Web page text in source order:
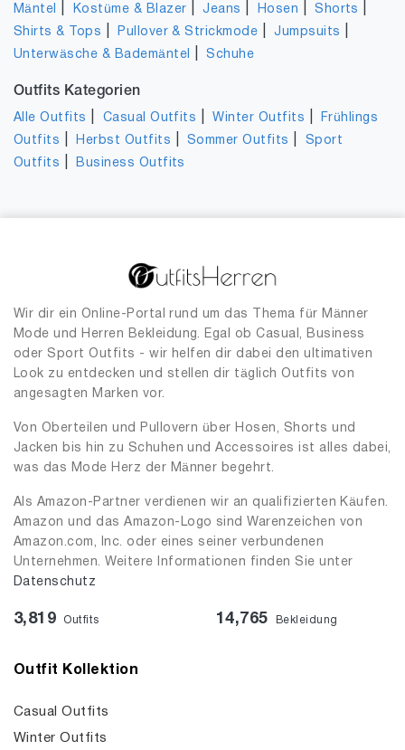
Mäntel Kostüme & Blazer |Jeans Hosen |Shorts
Shirts & Tops Pullover & Strickmode |Jumpsuits
Unterwäsche & Bademäntel |Schuhe
Outfits Kategorien
Alle Outfits Casual Outfits |Winter Outfits
Frühlings
Outfits
Herbst Outfits Sommer Outfits
Sport
Outfits
Business Outfits
Wir dir ein Online-Portal rund um das Thema für Männer
Mode und Herren Bekleidung. Egal ob Casual, Business
oder Sport Outfits - wir helfen dir dabei den ultimativen
Look zu entdecken und stellen dir täglich Outfits von
angesagten Marken vor.
Von Oberteilen und Pullovern über Hosen, Shorts und
Jacken bis hin zu Schuhen und Accessoires ist alles dabei,
was das Mode Herz der Männer begehrt.
Als Amazon-Partner verdienen wir an qualifizierten Käufen.
Amazon und das Amazon-Logo sind Warenzeichen von
Amazon.com, Inc. oder eines seiner verbundenen
Unternehmen. Weitere Informationen finden Sie unter
Datenschutz
3,819 Outfits 14,765 Bekleidung
Outfit Kollektion
Casual Outfits
Winter Outfits